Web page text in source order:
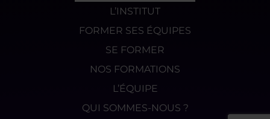
L’INSTITUT
FORMER SES ÉQUIPES
SE FORMER
NOS FORMATIONS
L’ÉQUIPE
QUI SOMMES-NOUS ?